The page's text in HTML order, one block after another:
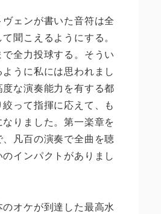
ェンが書いた音符は全
聞こえるようにする。
全力投球する。そうい
うに私には思われまし
な演奏能力を有する都
って指揮に応えて、も
なりました。第一楽章を
凡百の演奏で全曲を聴
インパクトがありまし
オケが到達した最高水